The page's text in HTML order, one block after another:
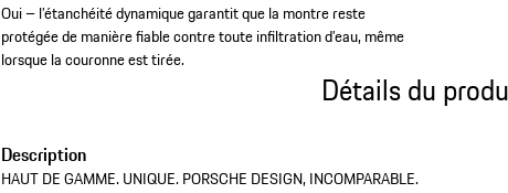
Oui – l’étanchéité dynamique garantit que la montre reste
protégée de manière fiable contre toute infiltration d’eau, même
lorsque la couronne est tirée.
Détails du
Description
HAUT DE GAMME. UNIQUE. PORSCHE DESIGN, INCOMPARABLE.